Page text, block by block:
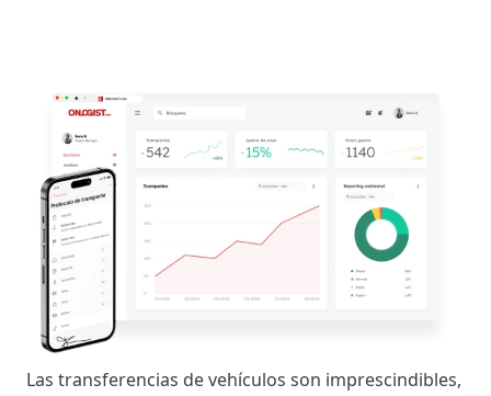
Las transferencias de vehículos son imprescindibles,